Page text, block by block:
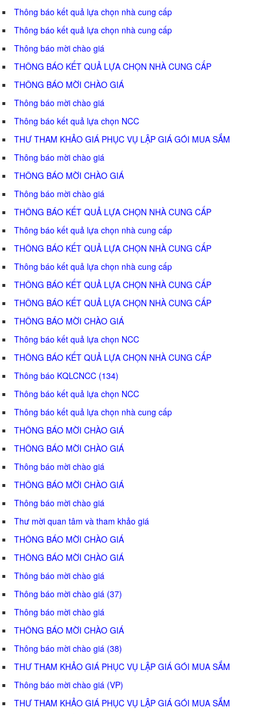
Thông báo kết quả lựa chọn nhà cung cấp
Thông báo kết quả lựa chọn nhà cung cấp
Thông báo mời chào giá
THÔNG BÁO KẾT QUẢ LỰA CHỌN NHÀ CUNG CẤP
THÔNG BÁO MỜI CHÀO GIÁ
Thông báo mời chào giá
Thông báo kết quả lựa chọn NCC
THƯ THAM KHẢO GIÁ PHỤC VỤ LẬP GIÁ GÓI MUA SẮM
Thông báo mời chào giá
THÔNG BÁO MỜI CHÀO GIÁ
Thông báo mời chào giá
THÔNG BÁO KẾT QUẢ LỰA CHỌN NHÀ CUNG CẤP
Thông báo kết quả lựa chọn nhà cung cấp
THÔNG BÁO KẾT QUẢ LỰA CHỌN NHÀ CUNG CẤP
Thông báo kết quả lựa chọn nhà cung cấp
THÔNG BÁO KẾT QUẢ LỰA CHỌN NHÀ CUNG CẤP
THÔNG BÁO KẾT QUẢ LỰA CHỌN NHÀ CUNG CẤP
THÔNG BÁO MỜI CHÀO GIÁ
Thông báo kết quả lựa chọn NCC
THÔNG BÁO KẾT QUẢ LỰA CHỌN NHÀ CUNG CẤP
Thông báo KQLCNCC (134)
Thông báo kết quả lựa chọn NCC
Thông báo kết quả lựa chọn nhà cung cấp
THÔNG BÁO MỜI CHÀO GIÁ
THÔNG BÁO MỜI CHÀO GIÁ
Thông báo mời chào giá
THÔNG BÁO MỜI CHÀO GIÁ
Thông báo mời chào giá
Thư mời quan tâm và tham khảo giá
THÔNG BÁO MỜI CHÀO GIÁ
THÔNG BÁO MỜI CHÀO GIÁ
Thông báo mời chào giá
Thông báo mời chào giá (37)
Thông báo mời chào giá
THÔNG BÁO MỜI CHÀO GIÁ
Thông báo mời chào giá (38)
THƯ THAM KHẢO GIÁ PHỤC VỤ LẬP GIÁ GÓI MUA SẮM
Thông báo mời chào giá (VP)
THƯ THAM KHẢO GIÁ PHỤC VỤ LẬP GIÁ GÓI MUA SẮM